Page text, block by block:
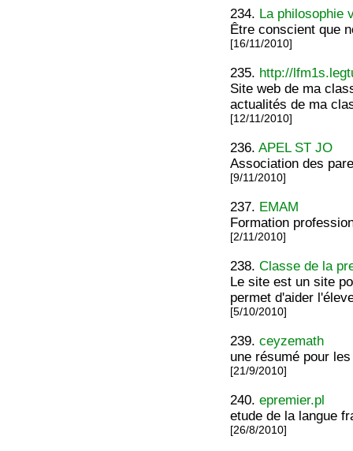
234. La philosophie
Être conscient que
[16/11/2010]
235. http://
Site web de ma
actualités de ma
[12/11/2010]
236.APEL ST JO
Association des
[9/11/2010]
237. EMAM
Formation
[2/11/2010]
238.Classe de la
Le site est un site
permet d'aider
[5/10/2010]
239.ceyzemath
une résumé pour
[21/9/2010]
240.epremier.pl
etude de la langue
[26/8/2010]